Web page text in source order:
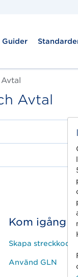
Guider
Avtal
Kom igång
Skapa streckkod
Använd GLN